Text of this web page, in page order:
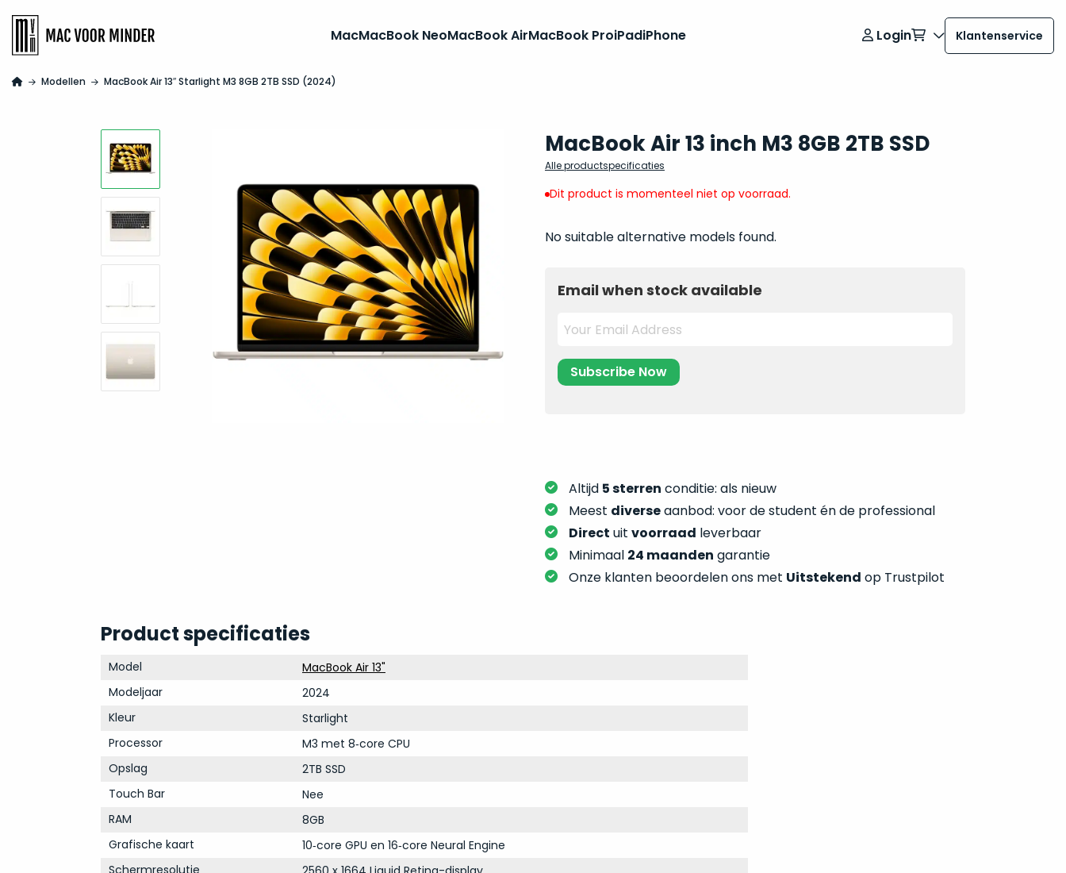
MacMacBook NeoMacBook AirMacBook ProiPadiPhone Login Klantenservice
Modellen MacBook Air 13″ Starlight M3 8GB 2TB SSD (2024)
MacBook Air 13 inch M3 8GB 2TB SSD
Alle productspecificaties
Dit product is momenteel niet op voorraad.
No suitable alternative models found.
Email when stock available
Altijd 5 sterren conditie: als nieuw
Meest diverseaanbod: voor de student én de professional
Direct uit voorraad leverbaar
Minimaal 24 maanden garantie
Onze klanten beoordelen ons met Uitstekend op Trustpilot
Product specificaties
Model
MacBook Air 13"
Modeljaar
2024
Kleur
Starlight
Processor
M3 met 8‑core CPU
Opslag
2TB SSD
Touch Bar
Nee
RAM
8GB
Grafische kaart
10‑core GPU en 16‑core Neural Engine
Schermresolutie